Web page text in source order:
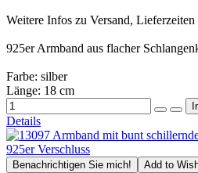
Weitere Infos zu Versand,
925er Armband aus flacher
Farbe: silber
Länge: 18 cm
Details
Benachrichtigen Sie mich! Add to